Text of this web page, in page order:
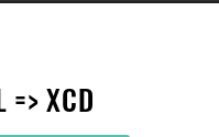
=> XCD